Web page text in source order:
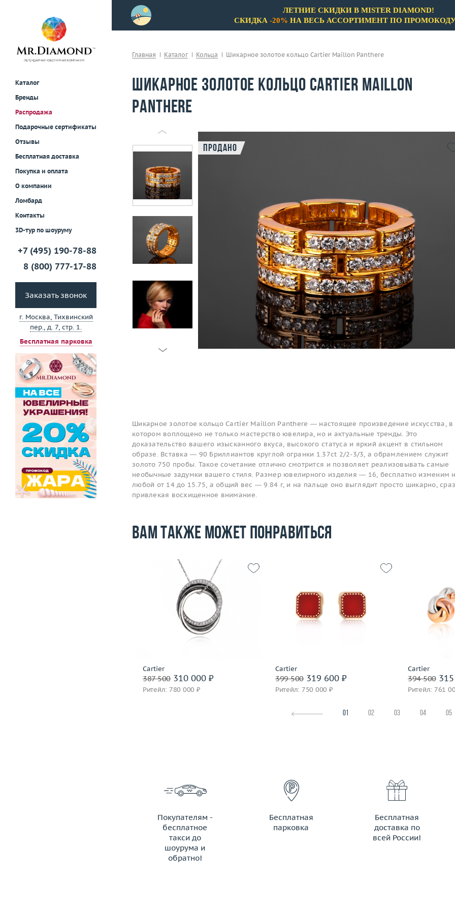
Каталог
Бренды
Распродажа
Подарочные сертификаты
Отзывы
Бесплатная доставка
Покупка и оплата
О компании
Ломбард
Контакты
3D-тур по шоуруму
+7 (495) 190-78-88
8 (800) 777-17-88
Заказать звонок
г. Москва, Тихвинский
пер., д. 7, стр. 1.
Бесплатная парковка
примерки!
ЛЕТНИЕ СКИДКИ В MISTER DIAMOND!
СКИДКА -20% НА ВЕСЬ АССОРТИМЕНТ ПО
Главная Каталог Кольца Шикарное золотое кольцо Cartier Maillon Panthere
Шикарное золотое кольцо Cartier Maillon
Panthere
Продано
Шикарное золотое кольцо Cartier Maillon Panthere — настоящее произведение искусства, в
котором воплощено не только мастерство ювелира, но и актуальные тренды. Это
доказательство вашего изысканного вкуса, высокого статуса и яркий акцент в стильном
образе. Вставка — 90 Бриллиантов круглой огранки 1.37ct 2/2-3/3, а обрамлением служит
золото 750 пробы. Такое сочетание отлично смотрится и позволяет реализовывать самые
необычные задумки вашего стиля. Размер ювелирного изделия — 16, бесплатно изменим
любой от 14 до 15.75, а общий вес — 9.84 г, и на пальце оно выглядит просто шикарно,
привлекая восхищенное внимание.
Вам также может понравиться
Cartier
387 500310 000 ₽
Ритейл: 780 000 ₽
Материал
золото 750 пробы
Подробнее
Cartier
399 500319 600 ₽
Ритейл: 750 000 ₽
Вес (г)
Материал
золото 750 пробы
Подробнее
Cartier
394 500315
Ритейл: 761
Материал
01 02 03 04 05
Покупателям -
бесплатное
такси до
шоурума и
обратно!
ЗАКАЗАТЬ ТАКСИ
Бесплатная
парковка
Бесплатная
доставка по
всей России!